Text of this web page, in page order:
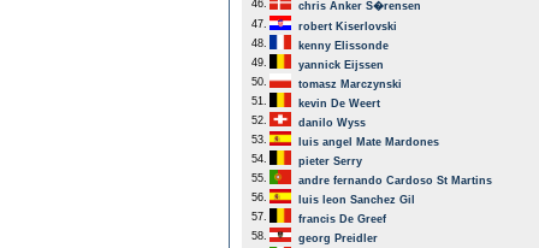
46.
chris Anker S�rensen
47.
robert Kiserlovski
48.
kenny Elissonde
49.
yannick Eijssen
50.
tomasz Marczynski
51.
kevin De Weert
52.
danilo Wyss
53.
luis angel Mate Mardones
54.
pieter Serry
55.
andre fernando Cardoso St Martins
56.
luis leon Sanchez Gil
57.
francis De Greef
58.
georg Preidler